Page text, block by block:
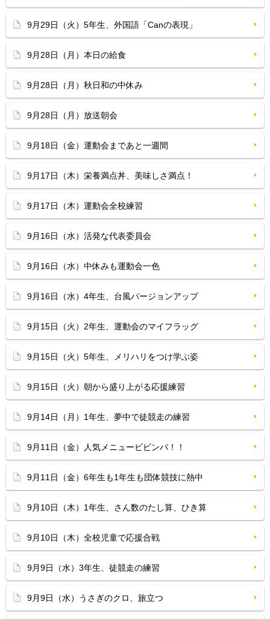
9月29日（火）5年生、外国語「Canの表現」
9月28日（月）本日の給食
9月28日（月）秋日和の中休み
9月28日（月）放送朝会
9月18日（金）運動会まであと一週間
9月17日（木）栄養満点丼、美味しさ満点！
9月17日（木）運動会全校練習
9月16日（水）活発な代表委員会
9月16日（水）中休みも運動会一色
9月16日（水）4年生、台風バージョンアップ
9月15日（火）2年生、運動会のマイフラッグ
9月15日（火）5年生、メリハリをつけ学ぶ姿
9月15日（火）朝から盛り上がる応援練習
9月14日（月）1年生、夢中で徒競走の練習
9月11日（金）人気メニュービビンバ！！
9月11日（金）6年生も1年生も団体競技に熱中
9月10日（木）1年生、さん数のたし算、ひき算
9月10日（木）全校児童で応援合戦
9月9日（水）3年生、徒競走の練習
9月9日（水）うさぎのクロ、旅立つ